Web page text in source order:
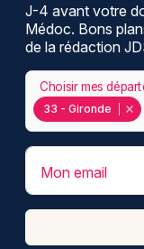
J-4 avant votre
Médoc. Bons
de la rédaction
33 - Gironde
Choisir mes
Mon email